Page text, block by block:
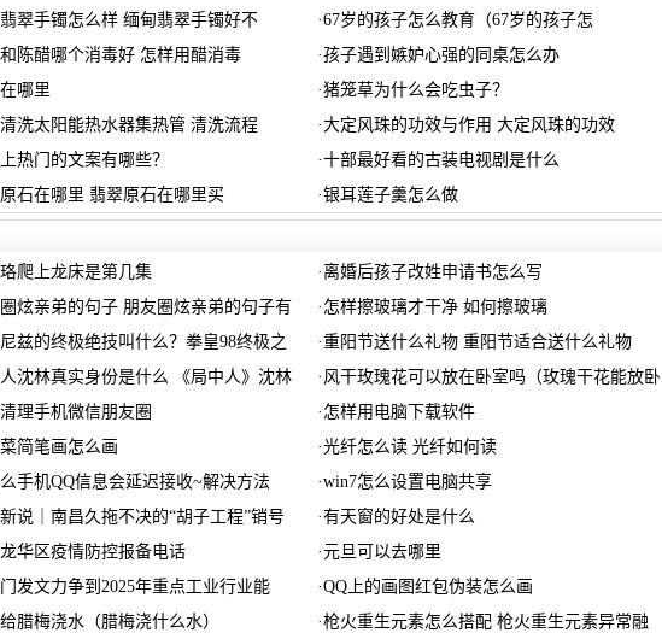
翠手镯怎么样 缅甸翡翠手镯好不 ·67岁的孩子怎么教育（67岁的孩子怎
陈醋哪个消毒好 怎样用醋消毒 ·孩子遇到嫉妒心强的同桌怎么办
哪里 ·猪笼草为什么会吃虫子？
洗太阳能热水器集热管 清洗流程 ·大定风珠的功效与作用 大定风珠的功效
热门的文案有哪些？ ·十部最好看的古装电视剧是什么
石在哪里 翡翠原石在哪里买 ·银耳莲子羹怎么做
爬上龙床是第几集 · 离婚后孩子改姓申请书怎么写
炫亲弟的句子 朋友圈炫亲弟的句子有 · 怎样擦玻璃才干净 如何擦玻璃
兹的终极绝技叫什么？拳皇98终极之 ·重阳节送什么礼物 重阳节适合送什么礼物
沈林真实身份是什么 《局中人》沈林 · 风干玫瑰花可以放在卧室吗（玫瑰干花能放卧
理手机微信朋友圈 · 怎样用电脑下载软件
简笔画怎么画 ·光纤怎么读 光纤如何读
手机QQ信息会延迟接收~解决方法 ·win7怎么设置电脑共享
说｜南昌久拖不决的“胡子工程”销号 ·有天窗的好处是什么
华区疫情防控报备电话 ·元旦可以去哪里
发文力争到2025年重点工业行业能 ·QQ上的画图红包伪装怎么画
腊梅浇水（腊梅浇什么水） ·枪火重生元素怎么搭配 枪火重生元素异常融